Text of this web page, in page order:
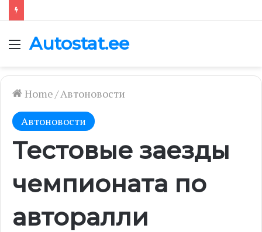
Menu
Autostat.ee
Home/Автоновости
Автоновости
Тестовые заезды
чемпионата по
авторалли